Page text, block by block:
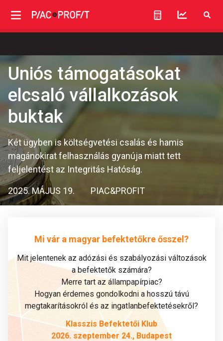
Uniós támogatásokat
elcsaló vállalkozások
buktak
Két ügyben is költségvetési csalás és hamis
magánokirat felhasználás gyanúja miatt tett
feljelentést az Integritás Hatóság.
2025. MÁJUS 19. PIAC&PROFIT
Mi vár a magyar befektetőkre ősszel?
Mit jelentenek az adózási és szabályozási változások
a befektetők számára?
Merre tart az állampapírpiac?
Hogyan érdemes gondolkodni a hosszú távú
megtakarításokról és az ingatlanbefektetésekről?
Klasszis Befektetői Klub
2026. szeptember 24., Budapest